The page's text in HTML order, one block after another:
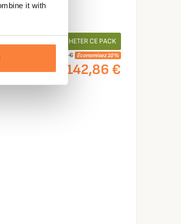
it with
ACHETER CE PACK
1 269,85 € Économisez 10%
1 142,86 €